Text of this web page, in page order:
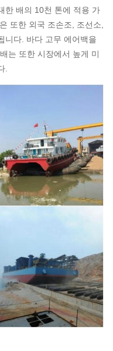
한 배의 10천 톤에 적용 가
또한 외국 조손조, 조선소,
니다. 바다 고무 에어백을
는 또한 시장에서 높게 미
.